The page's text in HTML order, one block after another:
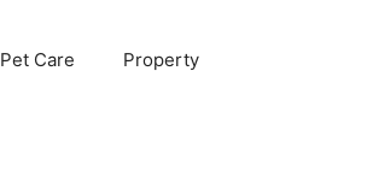
Pet Care Property